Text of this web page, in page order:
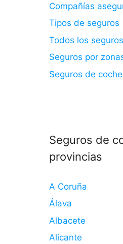
Compañías
Tipos de seguros
Todos los seguros
Seguros por
Seguros de
Seguros de
provincias
A Coruña
Álava
Albacete
Alicante